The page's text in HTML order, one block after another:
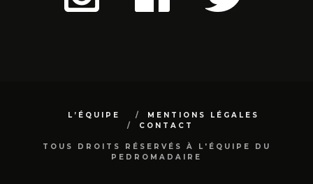
L’ÉQUIPE
MENTIONS LÉGALES
CONTACT
TOUS DROITS RÉSERVÉS À L'ÉQUIPE DU
PEDROMADAIRE